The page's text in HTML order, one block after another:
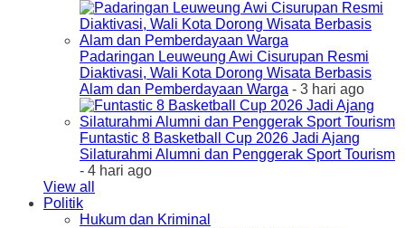
Padaringan Leuweung Awi Cisurupan Resmi
Diaktivasi, Wali Kota Dorong Wisata Berbasis
Alam dan Pemberdayaan Warga - 3 hari ago
Funtastic 8 Basketball Cup 2026 Jadi Ajang
Silaturahmi Alumni dan Penggerak Sport Tourism
- 4 hari ago
View all
Politik
Hukum dan Kriminal